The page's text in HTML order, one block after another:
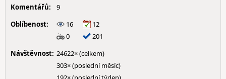
Komentářů:
9
Oblíbenost:
16
12
0
201
Návštěvnost: 24622× (celkem)
303× (poslední měsíc)